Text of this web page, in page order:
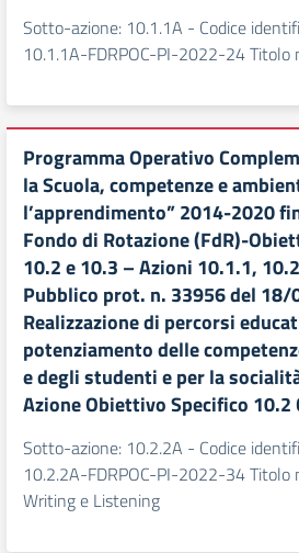
Sotto-azione: 10.1.1A - Codice
10.1.1A-FDRPOC-PI-2022-24 Titolo
Programma Operativo
la Scuola, competenze e
l’apprendimento” 2014-2020
Fondo di Rotazione (FdR)-
10.2 e 10.3 – Azioni 10.1.1,
Pubblico prot. n. 33956 del
Realizzazione di percorsi
potenziamento delle
e degli studenti e per la
Azione Obiettivo Specifico 10.2
Sotto-azione: 10.2.2A - Codice
10.2.2A-FDRPOC-PI-2022-34 Titolo
Writing e Listening